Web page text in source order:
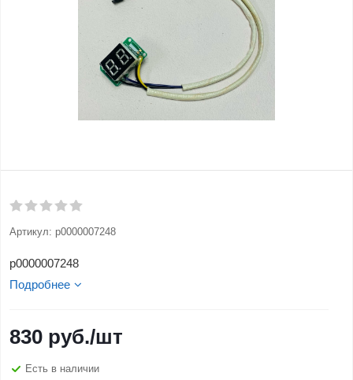
Артикул: p0000007248
p0000007248
Подробнее
830 руб./шт
Есть в наличии